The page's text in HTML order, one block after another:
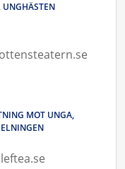
UNGHÄSTEN
MOT UNGA,